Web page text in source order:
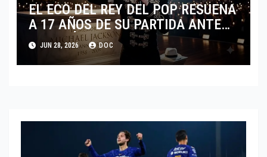
EL ECO DEL REY DEL POP RESUENA
A 17 AÑOS DE SU PARTIDA ANTE
EL FENÓMENO DE SU BIOPIC EN
2026
JUN 28, 2026 DOC